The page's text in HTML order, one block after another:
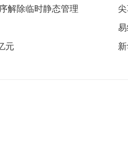
解除临时静态管理
元